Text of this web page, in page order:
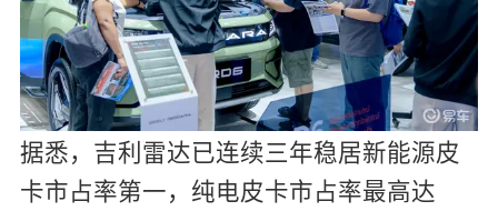
据悉，吉利雷达已连续三年稳居新能源皮
卡市占率第一，纯电皮卡市占率最高达